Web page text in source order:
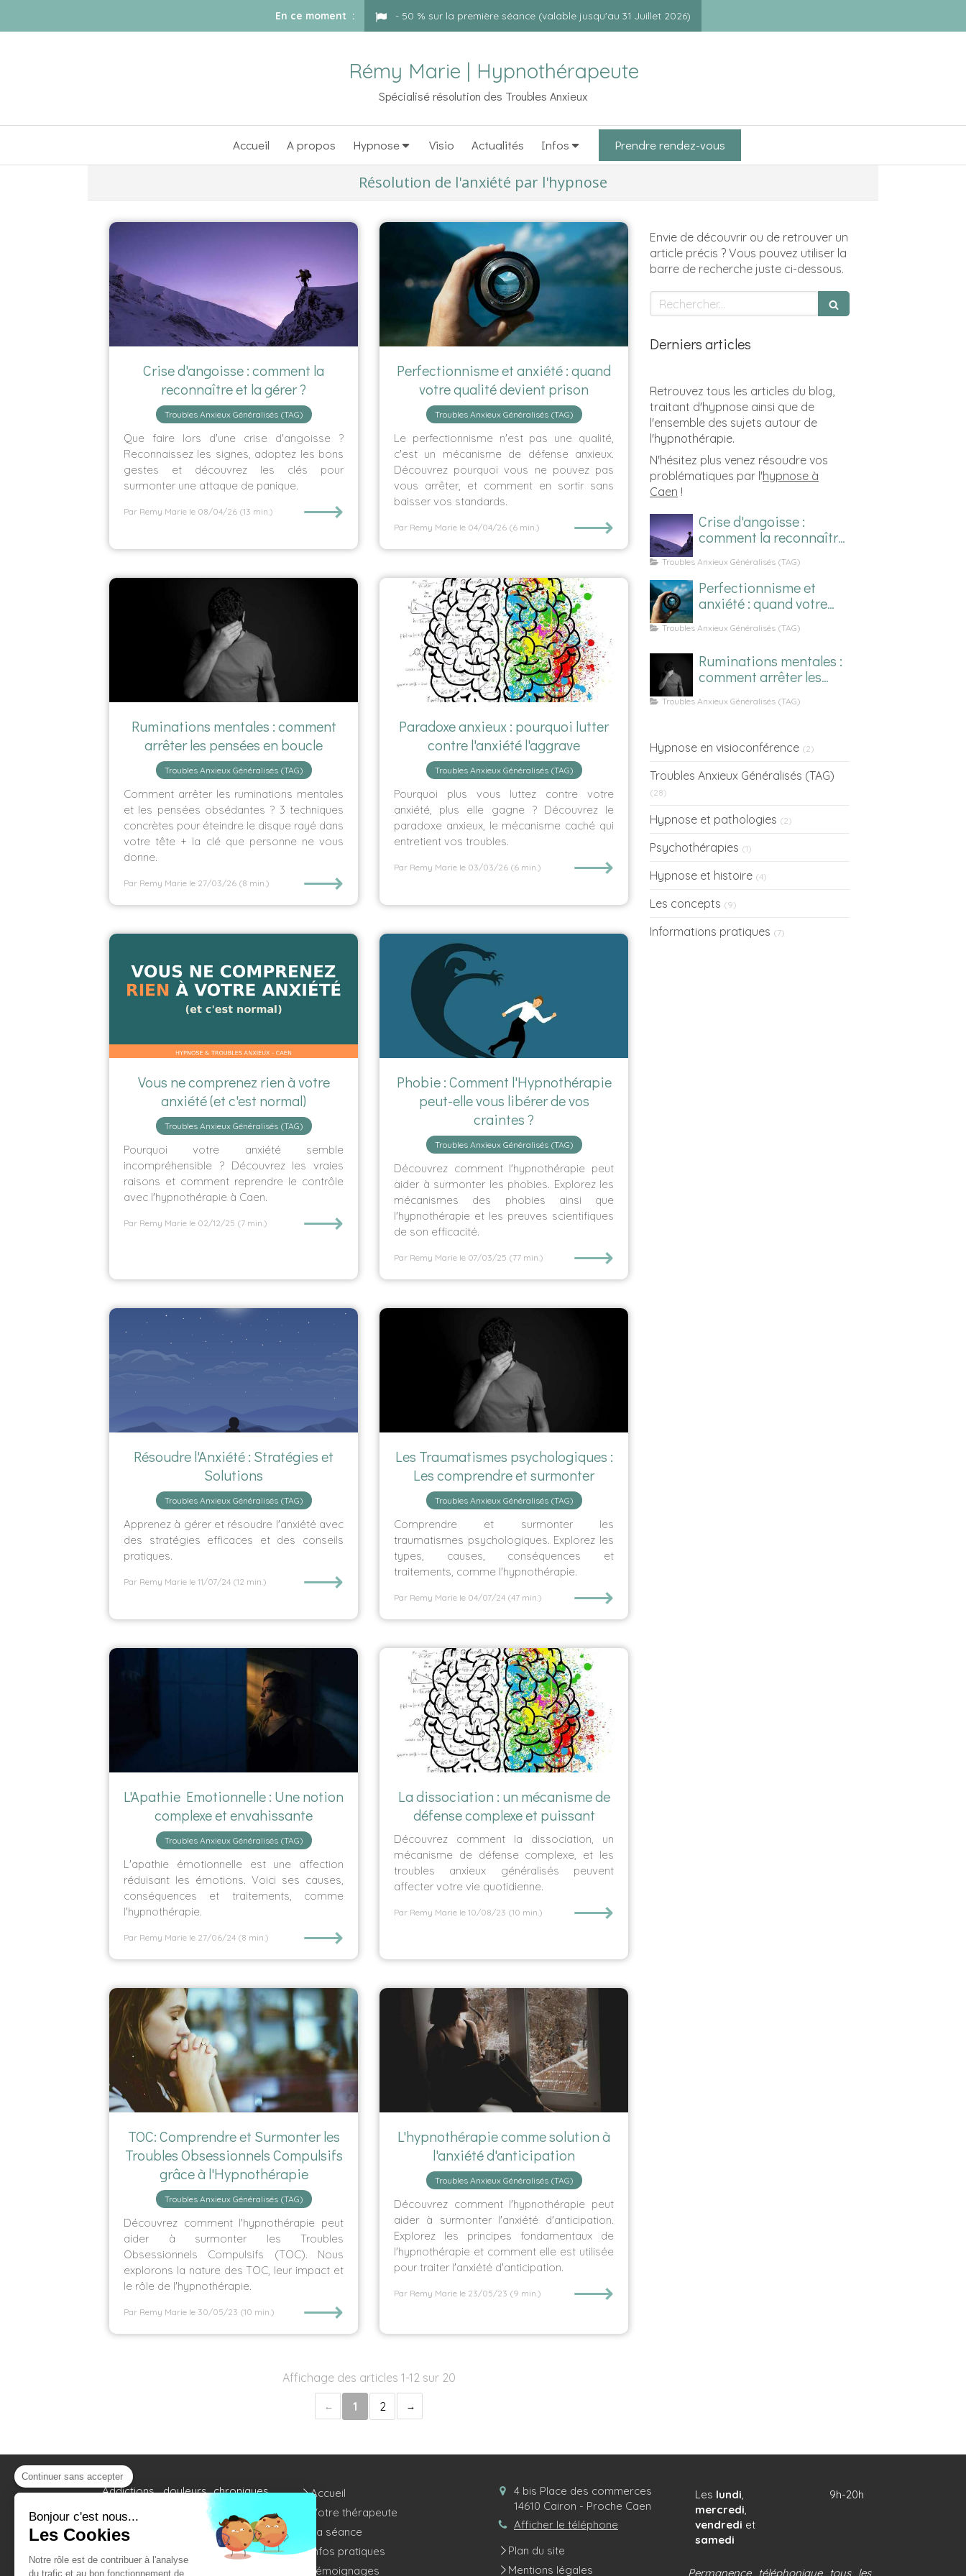
En ce moment : - 50 % sur la première séance (valable jusqu'au 31 Juillet 2026)
Rémy Marie | Hypnothérapeute
Spécialisé résolution des Troubles Anxieux
Accueil A propos Hypnose Visio Actualités Infos Prendre rendez-vous
Résolution de l'anxiété par l'hypnose
Crise d'angoisse : comment la
reconnaître et la gérer ?
Troubles Anxieux Généralisés (TAG)
Que faire lors d'une crise d'angoisse ?
Reconnaissez les signes, adoptez les bons
gestes et découvrez les clés pour
surmonter une attaque de panique.
Par Remy Marie le 08/04/26 (13 min.) ⟶
Perfectionnisme et anxiété : quand
votre qualité devient prison
Troubles Anxieux Généralisés (TAG)
Le perfectionnisme n'est pas une qualité,
c'est un mécanisme de défense anxieux.
Découvrez pourquoi vous ne pouvez pas
vous arrêter, et comment en sortir sans
baisser vos standards.
Par Remy Marie le 04/04/26 (6 min.) ⟶
Ruminations mentales : comment
arrêter les pensées en boucle
Troubles Anxieux Généralisés (TAG)
Comment arrêter les ruminations mentales
et les pensées obsédantes ? 3 techniques
concrètes pour éteindre le disque rayé dans
votre tête + la clé que personne ne vous
donne.
Par Remy Marie le 27/03/26 (8 min.) ⟶
Paradoxe anxieux : pourquoi lutter
contre l'anxiété l'aggrave
Troubles Anxieux Généralisés (TAG)
Pourquoi plus vous luttez contre votre
anxiété, plus elle gagne ? Découvrez le
paradoxe anxieux, le mécanisme caché qui
entretient vos troubles.
Par Remy Marie le 03/03/26 (6 min.) ⟶
Vous ne comprenez rien à votre
anxiété (et c'est normal)
Troubles Anxieux Généralisés (TAG)
Pourquoi votre anxiété semble
incompréhensible ? Découvrez les vraies
raisons et comment reprendre le contrôle
avec l'hypnothérapie à Caen.
Par Remy Marie le 02/12/25 (7 min.) ⟶
Phobie : Comment l'Hypnothérapie
peut-elle vous libérer de vos
craintes ?
Troubles Anxieux Généralisés (TAG)
Découvrez comment l'hypnothérapie peut
aider à surmonter les phobies. Explorez les
mécanismes des phobies ainsi que
l'hypnothérapie et les preuves scientifiques
de son efficacité.
Par Remy Marie le 07/03/25 (77 min.) ⟶
Résoudre l'Anxiété : Stratégies et
Solutions
Troubles Anxieux Généralisés (TAG)
Apprenez à gérer et résoudre l'anxiété avec
des stratégies efficaces et des conseils
pratiques.
Par Remy Marie le 11/07/24 (12 min.) ⟶
Les Traumatismes psychologiques :
Les comprendre et surmonter
Troubles Anxieux Généralisés (TAG)
Comprendre et surmonter les
traumatismes psychologiques. Explorez les
types, causes, conséquences et
traitements, comme l'hypnothérapie.
Par Remy Marie le 04/07/24 (47 min.) ⟶
L'Apathie Emotionnelle : Une notion
complexe et envahissante
Troubles Anxieux Généralisés (TAG)
L'apathie émotionnelle est une affection
réduisant les émotions. Voici ses causes,
conséquences et traitements, comme
l'hypnothérapie.
Par Remy Marie le 27/06/24 (8 min.) ⟶
La dissociation : un mécanisme de
défense complexe et puissant
Découvrez comment la dissociation, un
mécanisme de défense complexe, et les
troubles anxieux généralisés peuvent
affecter votre vie quotidienne.
Par Remy Marie le 10/08/23 (10 min.) ⟶
TOC: Comprendre et Surmonter les
Troubles Obsessionnels Compulsifs
grâce à l'Hypnothérapie
Troubles Anxieux Généralisés (TAG)
Découvrez comment l'hypnothérapie peut
aider à surmonter les Troubles
Obsessionnels Compulsifs (TOC). Nous
explorons la nature des TOC, leur impact et
le rôle de l'hypnothérapie.
Par Remy Marie le 30/05/23 (10 min.) ⟶
L'hypnothérapie comme solution à
l'anxiété d'anticipation
Troubles Anxieux Généralisés (TAG)
Découvrez comment l'hypnothérapie peut
aider à surmonter l'anxiété d'anticipation.
Explorez les principes fondamentaux de
l'hypnothérapie et comment elle est utilisée
pour traiter l'anxiété d'anticipation.
Par Remy Marie le 23/05/23 (9 min.) ⟶
Affichage des articles 1-12 sur 20
1
2
Envie de découvrir ou de retrouver un
article précis ? Vous pouvez utiliser la
barre de recherche juste ci-dessous.
Rechercher
Derniers articles
Retrouvez tous les articles du blog,
traitant d'hypnose ainsi que de
l'ensemble des sujets autour de
l'hypnothérapie.
N'hésitez plus venez résoudre vos
problématiques par l'hypnose à
Caen !
Crise d'angoisse :
comment la reconnaître
Troubles Anxieux Généralisés (TAG)
Perfectionnisme et
anxiété : quand votre
Troubles Anxieux Généralisés (TAG)
Ruminations mentales :
comment arrêter les
Troubles Anxieux Généralisés (TAG)
Hypnose en visioconférence (2)
Troubles Anxieux Généralisés (TAG)
(28)
Hypnose et pathologies (2)
Psychothérapies (1)
Hypnose et histoire (4)
Les concepts (9)
Informations pratiques (7)
Addictions, douleurs chroniques,
anxiété, trouble alimentaire,
insomnies...? Les pratiques
d'hypnose à Caen
apportent une
réponse efficace pour soigner
ces maux.
Accueil
Votre thérapeute
La séance
Infos pratiques
Témoignages
4 bis Place des commerces
14610 Cairon - Proche Caen
Afficher le téléphone
Plan du site
Mentions légales
Les lundi,
mercredi,
vendredi et
samedi
9h-20h
Permanence téléphonique tous les
Continuer sans accepter
Bonjour c'est nous...
Les Cookies
Notre rôle est de contribuer à l'analyse
du trafic et au bon fonctionnement de